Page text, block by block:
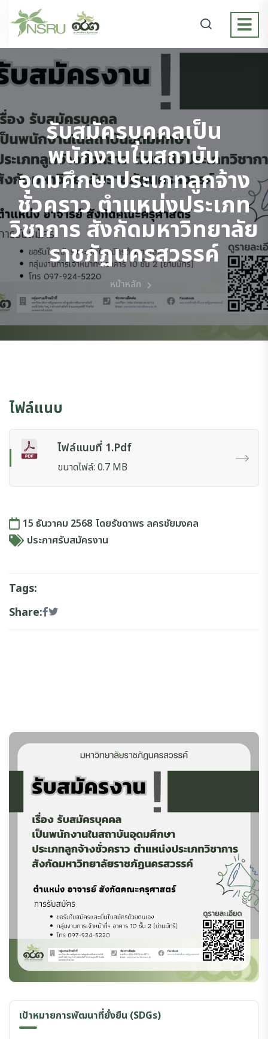
รับสมัครบุคคลเป็น
พนักงานในสถาบัน
อุดมศึกษาประเภทลูกจ้าง
ชั่วคราว ตำแหน่งประเภท
วิชาการ สังกัดมหาวิทยาลัย
ราชภัฏนครสวรรค์
หน้าหลัก
ไฟล์แนบ
ไฟล์แนบที่ 1.pdf
ขนาดไฟล์: 0.7 MB
15 ธันวาคม 2568 โดยรัชดาพร ลครชัยมงคล
ประกาศรับสมัครงาน
Tags:
Share:
เป้าหมายการพัฒนาที่ยั่งยืน (SDGs)